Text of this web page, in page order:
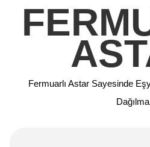
Fermuarlı Astar Sayesinde